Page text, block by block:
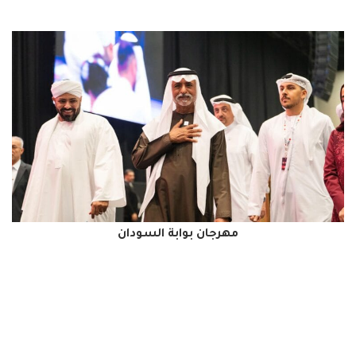
مهرجان بوابة السودان